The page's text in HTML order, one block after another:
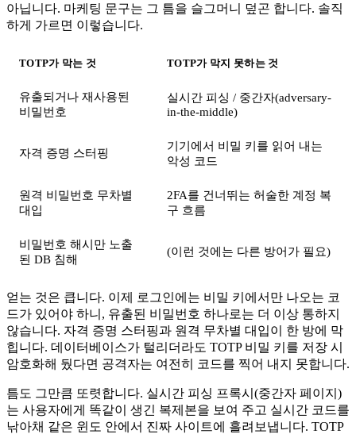
아닙니다. 마케팅 문구는 그 틈을 슬그머니 덮곤 합니다. 솔직
하게 가르면 이렇습니다.
TOTP가 막는 것 TOTP가 막지 못하는 것
유출되거나 재사용된
비밀번호
실시간 피싱 / 중간자(adversary-
in-the-middle)
자격 증명 스터핑
기기에서 비밀 키를 읽어 내는
악성 코드
원격 비밀번호 무차별
대입
2FA를 건너뛰는 허술한 계정 복
구 흐름
비밀번호 해시만 노출
된 DB 침해
(이런 것에는 다른 방어가 필요)
얻는 것은 큽니다. 이제 로그인에는 비밀 키에서만 나오는 코
드가 있어야 하니, 유출된 비밀번호 하나로는 더 이상 통하지
않습니다. 자격 증명 스터핑과 원격 무차별 대입이 한 방에 막
힙니다. 데이터베이스가 털리더라도 TOTP 비밀 키를 저장 시
암호화해 뒀다면 공격자는 여전히 코드를 찍어 내지 못합니다.
틈도 그만큼 또렷합니다. 실시간 피싱 프록시(중간자 페이지)
는 사용자에게 똑같이 생긴 복제본을 보여 주고 실시간 코드를
낚아채 같은 윈도 안에서 진짜 사이트에 흘려보냅니다. TOTP